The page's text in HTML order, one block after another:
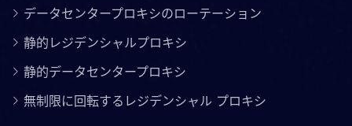
データセンタープロキシのローテーション
静的レジデンシャルプロキシ
静的データセンタープロキシ
無制限に回転するレジデンシャル プロキシ